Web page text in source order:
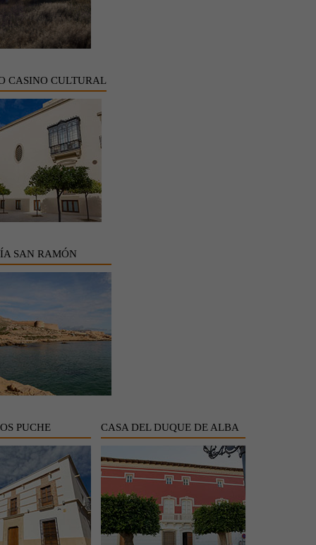
CASINO CULTURAL
SAN RAMÓN
PUCHE CASA DEL DUQUE DE ALBA